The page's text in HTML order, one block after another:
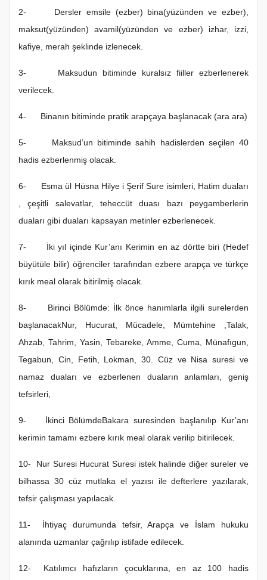
2- Dersler emsile (ezber) bina(yüzünden ve ezber),
maksut(yüzünden) avamil(yüzünden ve ezber) izhar, izzi,
kafiye, merah şeklinde izlenecek.
3- Maksudun bitiminde kuralsız fiiller ezberlenerek
verilecek.
4- Binanın bitiminde pratik arapçaya başlanacak (ara ara)
5- Maksud’un bitiminde sahih hadislerden seçilen 40
hadis ezberlenmiş olacak.
6- Esma ül Hüsna Hilye i Şerif Sure isimleri, Hatim duaları
, çeşitli salevatlar, teheccüt duası bazı peygamberlerin
duaları gibi duaları kapsayan metinler ezberlenecek.
7- İki yıl içinde Kur’anı Kerimin en az dörtte biri (Hedef
büyütüle bilir) öğrenciler tarafından ezbere arapça ve türkçe
kırık meal olarak bitirilmiş olacak.
8- Birinci Bölümde: İlk önce hanımlarla ilgili surelerden
başlanacakNur, Hucurat, Mücadele, Mümtehine ,Talak,
Ahzab, Tahrim, Yasin, Tebareke, Amme, Cuma, Münafıgun,
Tegabun, Cin, Fetih, Lokman, 30. Cüz ve Nisa suresi ve
namaz duaları ve ezberlenen duaların anlamları, geniş
tefsirleri,
9- İkinci BölümdeBakara suresinden başlanılıp Kur’anı
kerimin tamamı ezbere kırık meal olarak verilip bitirilecek.
10- Nur Suresi Hucurat Suresi istek halinde diğer sureler ve
bilhassa 30 cüz mutlaka el yazısı ile defterlere yazılarak,
tefsir çalışması yapılacak.
11- İhtiyaç durumunda tefsir, Arapça ve İslam hukuku
alanında uzmanlar çağrılıp istifade edilecek.
12- Katılımcı hafızların çocuklarına, en az 100 hadis